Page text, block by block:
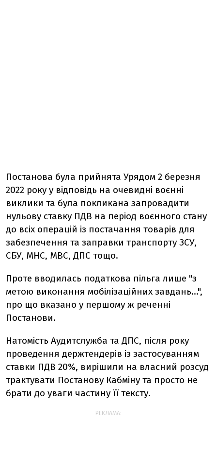
Постанова була прийнята Урядом 2 березня
2022 року у відповідь на очевидні воєнні
виклики та була покликана запровадити
нульову ставку ПДВ на період воєнного стану
до всіх операцій із постачання товарів для
забезпечення та заправки транспорту ЗСУ,
СБУ, МНС, МВС, ДПС тощо.
Проте вводилась податкова пільга лише "з
метою виконання мобілізаційних завдань…",
про що вказано у першому ж реченні
Постанови.
Натомість Аудитслужба та ДПС, після року
проведення держтендерів із застосуванням
ставки ПДВ 20%, вирішили на власний розсуд
трактувати Постанову Кабміну та просто не
брати до уваги частину її тексту.
РЕКЛАМА: